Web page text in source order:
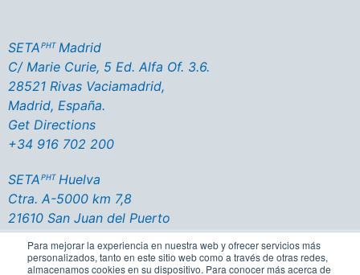
Para mejorar la experiencia en nuestra web y ofrecer servicios más
personalizados, tanto en este sitio web como a través de otras redes,
almacenamos cookies en su dispositivo. Para conocer más acerca de
SETAᴾᴴᵀ Madrid
C/ Marie Curie, 5 Ed. Alfa Of. 3.6.
28521 Rivas Vaciamadrid,
Madrid, España.
Get Directions
+34 916 702 200
SETAᴾᴴᵀ Huelva
Ctra. A-5000 km 7,8
21610 San Juan del Puerto
Huelva - España
Get Directions